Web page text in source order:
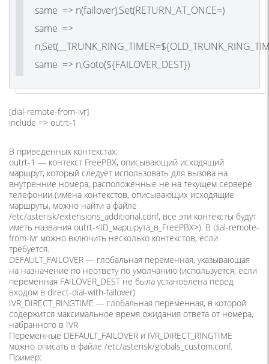
same => n(failover),Set(RETURN_AT_ONCE=)
same =>
same => n,Goto(${FAILOVER_DEST})
[dial-remote-from-ivr]
include => outrt-1
В приведённых контекстах:
outrt-1 — контекст FreePBX, описывающий исходящий
маршрут, который следует использовать для вызова на
внутренние номера, расположенные не на текущем сервере
телефонии (имена контекстов, описывающих исходящие
маршруты, можно найти а файле
/etc/asterisk/extensions_additional.conf, все эти контексты будут
иметь названия outrt-<ID_маршрута_в_FreePBX>). В dial-remote-
from-ivr можно включить несколько контекстов, если
требуется.
DEFAULT_FAILOVER — глобальная переменная, указывающая
на назначение по неответу по умолчанию (используется, если
переменная FAILOVER_DEST не была установлена перед
входом в direct-dial-with-failover)
IVR_DIRECT_RINGTIME — глобальная переменная, в которой
содержится максимальное время ожидания ответа от номера,
набранного в IVR
Переменные DEFAULT_FAILOVER и IVR_DIRECT_RINGTIME
можно описать в файле /etc/asterisk/globals_custom.conf.
Пример: